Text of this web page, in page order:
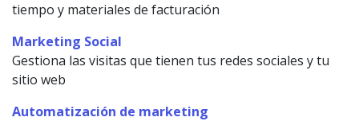
tiempo y materiales de facturación
Marketing Social
Gestiona las visitas que tienen tus redes sociales y tu
sitio web
Automatización de marketing